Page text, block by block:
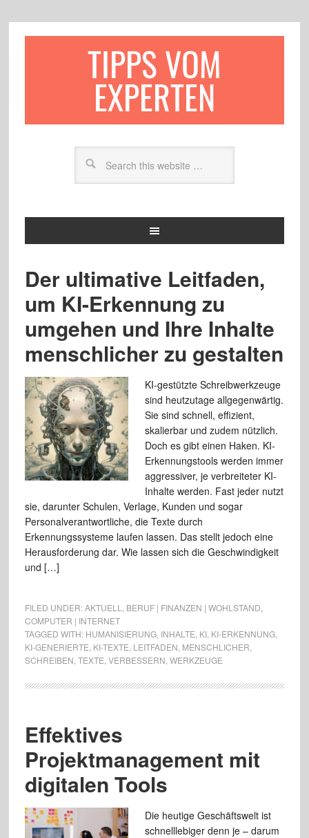
TIPPS VOM
EXPERTEN
Der ultimative Leitfaden,
um KI-Erkennung zu
umgehen und Ihre Inhalte
menschlicher zu gestalten
KI-gestützte Schreibwerkzeuge
sind heutzutage allgegenwärtig.
Sie sind schnell, effizient,
skalierbar und zudem nützlich.
Doch es gibt einen Haken. KI-
Erkennungstools werden immer
aggressiver, je verbreiteter KI-
Inhalte werden. Fast jeder nutzt
sie, darunter Schulen, Verlage, Kunden und sogar
Personalverantwortliche, die Texte durch
Erkennungssysteme laufen lassen. Das stellt jedoch eine
Herausforderung dar. Wie lassen sich die Geschwindigkeit
und […]
FILED UNDER:AKTUELL BERUF | FINANZEN | WOHLSTAND
COMPUTER | INTERNET
TAGGED WITH: HUMANISIERUNG, INHALTE KI, KI-ERKENNUNG,
KI-GENERIERTE KI-TEXTE LEITFADEN MENSCHLICHER
SCHREIBEN TEXTE VERBESSERN WERKZEUGE
Effektives
Projektmanagement mit
digitalen Tools
Die heutige Geschäftswelt ist
schnelllebiger denn je – darum